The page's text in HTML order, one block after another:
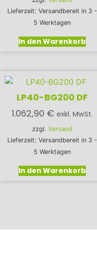
Lieferzeit: Versandbereit in 3 -
5 Werktagen
In den Warenkorb
LP40-BG200 DF
1.062,90 € exkl. MwSt.
zzgl. Versand
Lieferzeit: Versandbereit in 3 -
5 Werktagen
In den Warenkorb